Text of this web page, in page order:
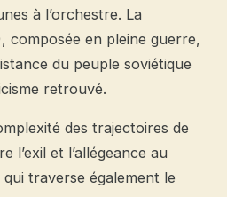
à l’orchestre. La
composée en pleine guerre,
du peuple soviétique
retrouvé.
des trajectoires de
l’exil et l’allégeance au
traverse également le